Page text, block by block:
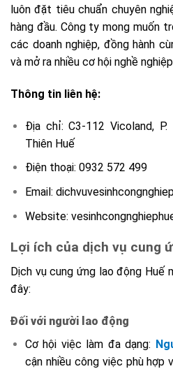
luôn đặt tiêu chuẩn chuyên
hàng đầu. Công ty mong muốn
các doanh nghiệp, đồng hành
và mở ra nhiều cơ hội nghề
Thông tin liên hệ:
Địa chỉ: C3-112 Vicoland, P.
Thiên Huế
Điện thoại: 0932 572 499
Email:
Website:
Lợi ích của dịch vụ cung
Dịch vụ cung ứng lao động Huế
đây:
Đối với người lao động
Cơ hội việc làm đa dạng:
cận nhiều công việc phù hợp